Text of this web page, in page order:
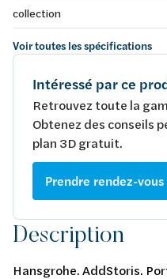
collection
Voir toutes les spécifications
Intéressé par ce
Retrouvez toute la
Obtenez des conseils
plan 3D gratuit.
Prendre rendez-vous
Description
Hansgrohe. AddStoris.